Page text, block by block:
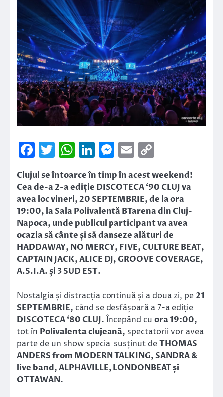
Facebook
Twitter
WhatsApp
LinkedIn
Messenger
Email
Link
Clujul se întoarce în timp în acest weekend!
Cea de-a 2-a ediție DISCOTECA ‘90 CLUJ va
avea loc vineri, 20 SEPTEMBRIE, de la ora
19:00, la Sala Polivalentă BTarena din Cluj-
Napoca, unde publicul participant va avea
ocazia să cânte și să danseze alături de
HADDAWAY, NO MERCY, FIVE, CULTURE BEAT,
CAPTAIN JACK, ALICE DJ, GROOVE COVERAGE,
A.S.I.A. și 3 SUD EST.
Nostalgia și distracția continuă și a doua zi, pe21
SEPTEMBRIE, când se desfășoară a 7-a ediție
DISCOTECA ‘80 CLUJ. Începând cu ora 19:00,
tot în Polivalenta clujeană, spectatorii vor avea
parte de un show special susținut deTHOMAS
ANDERS from MODERN TALKING, SANDRA &
live band, ALPHAVILLE, LONDONBEAT și
OTTAWAN.